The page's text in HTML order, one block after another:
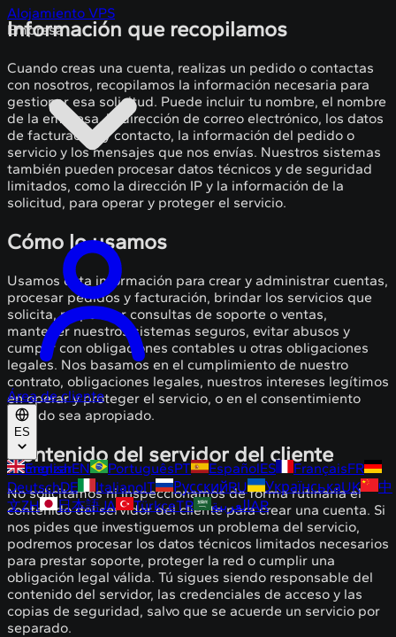
Alojamiento VPS
Empresa
Área de cliente
ES
EnglishEN PortuguêsPT EspañolES FrançaisFR
DeutschDE ItalianoIT РусскийRU УкраїнськаUK
中
文ZH 日本語JA TürkçeTR العربيةAR
Comenzar
Información que recopilamos
Cuando creas una cuenta, realizas un pedido o contactas
con nosotros, recopilamos la información necesaria para
gestionar esa solicitud. Puede incluir tu nombre, el nombre
de la empresa, la dirección de correo electrónico, los datos
de facturación y contacto, la información del pedido o
servicio y los mensajes que nos envías. Nuestros sistemas
también pueden procesar datos técnicos y de seguridad
limitados, como la dirección IP y la información de la
solicitud, para operar y proteger el servicio.
Cómo lo usamos
Usamos esta información para crear y administrar cuentas,
procesar pedidos y facturación, brindar los servicios que
solicita, responder consultas de soporte o ventas,
mantener nuestros sistemas seguros, evitar abusos y
cumplir con obligaciones contables u otras obligaciones
legales. Nos basamos en el cumplimiento de nuestro
contrato, obligaciones legales, nuestros intereses legítimos
en operar y proteger el servicio, o en el consentimiento
cuando sea apropiado.
Contenido del servidor del cliente
No solicitamos ni inspeccionamos de forma rutinaria el
contenido del servidor del cliente para crear una cuenta. Si
nos pides que investiguemos un problema del servicio,
podremos procesar los datos técnicos limitados necesarios
para prestar soporte, proteger la red o cumplir una
obligación legal válida. Tú sigues siendo responsable del
contenido del servidor, las credenciales de acceso y las
copias de seguridad, salvo que se acuerde un servicio por
separado.